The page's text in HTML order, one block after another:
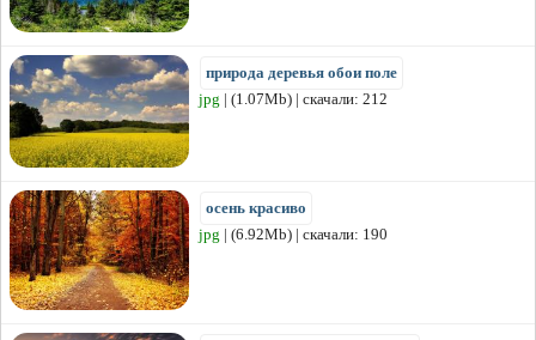
природа деревья обои поле
jpg | (1.07Mb) | скачали: 212
осень красиво
jpg | (6.92Mb) | скачали: 190